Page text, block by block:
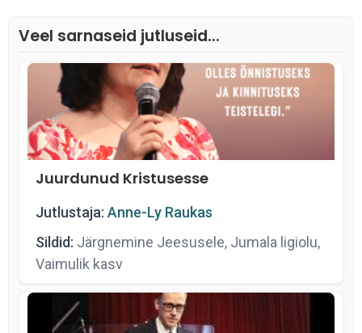
Veel sarnaseid jutluseid...
Juurdunud Kristusesse
Jutlustaja: Anne-Ly Raukas
Sildid: Järgnemine Jeesusele, Jumala ligiolu,
Vaimulik kasv